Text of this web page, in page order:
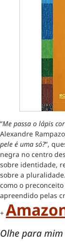
“Me passa o lápis
Alexandre
pele é uma só?“,
negra no centro
sobre identidade,
sobre a
como o
apreendido pelas
+
Olhe para mim